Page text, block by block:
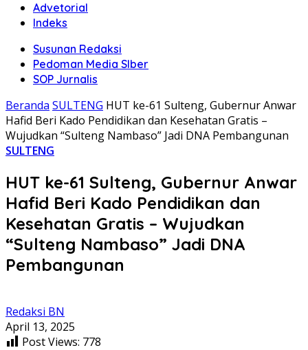
Advetorial
Indeks
Susunan Redaksi
Pedoman Media SIber
SOP Jurnalis
Beranda SULTENG HUT ke-61 Sulteng, Gubernur Anwar
Hafid Beri Kado Pendidikan dan Kesehatan Gratis –
Wujudkan “Sulteng Nambaso” Jadi DNA Pembangunan
SULTENG
HUT ke-61 Sulteng, Gubernur Anwar
Hafid Beri Kado Pendidikan dan
Kesehatan Gratis – Wujudkan
“Sulteng Nambaso” Jadi DNA
Pembangunan
Redaksi BN
April 13, 2025
Post Views: 778